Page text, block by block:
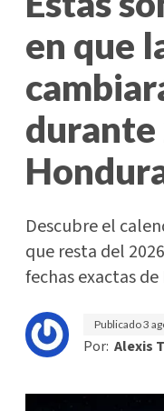
en que
durante
Descubre el
que resta del
fechas exactas
Publicado3
Por: Alexis